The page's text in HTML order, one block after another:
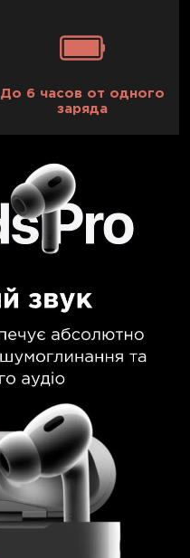
До 6 часов от одного
заряда